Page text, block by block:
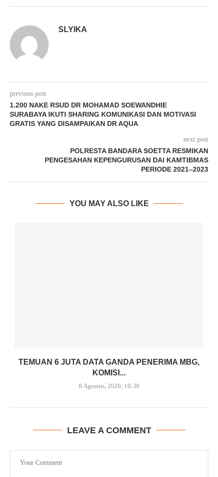
SLYIKA
previous post
1.200 NAKE RSUD DR MOHAMAD SOEWANDHIE
SURABAYA IKUTI SHARING KOMUNIKASI DAN MOTIVASI
GRATIS YANG DISAMPAIKAN DR AQUA
next post
POLRESTA BANDARA SOETTA RESMIKAN
PENGESAHAN KEPENGURUSAN DAI KAMTIBMAS
PERIODE 2021–2023
YOU MAY ALSO LIKE
TEMUAN 6 JUTA DATA GANDA PENERIMA MBG,
KOMISI...
8 Agustus, 2026, 10:36
LEAVE A COMMENT